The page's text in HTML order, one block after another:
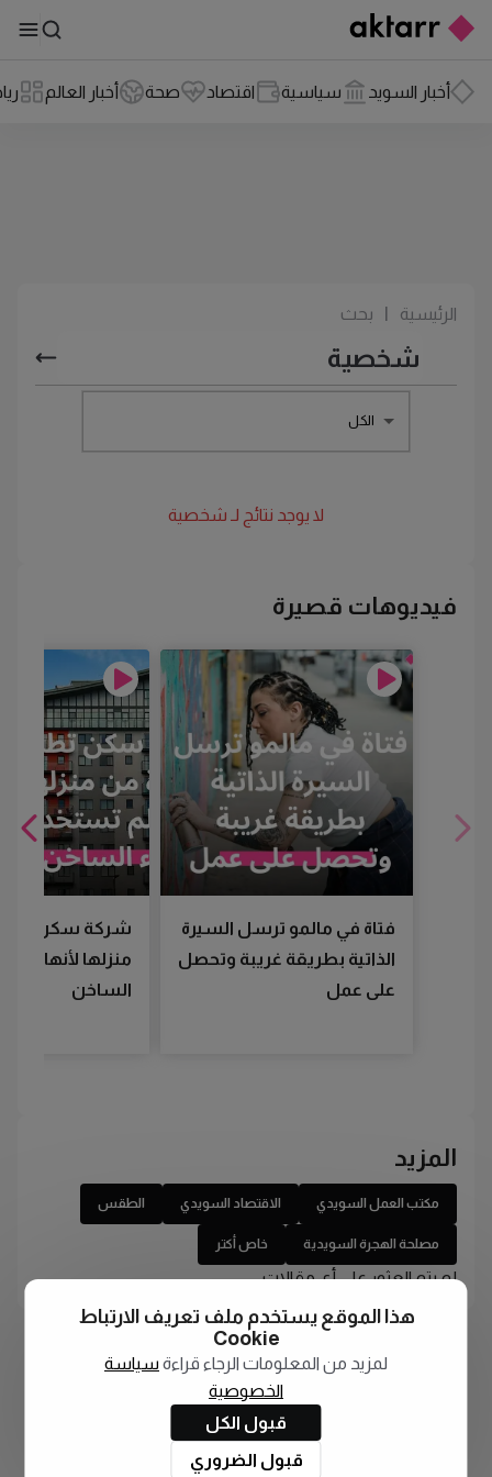
أخبار السويد سياسية اقتصاد صحة أخبار العالم
الرئيسية بحث
الكل
لا يوجد نتائج لـ شخصية
فيديوهات قصيرة
فتاة في مالمو ترسل السيرة
الذاتية بطريقة غريبة وتحصل
على عمل
شركة سكن
منزلها لأنها لم
الساخن
المزيد
مكتب العمل السويدي الاقتصاد السويدي الطقس
مصلحة الهجرة السويدية خاص أكتر
لم يتم العثور على أي مقالات
هذا الموقع يستخدم ملف تعريف الارتباط
Cookie
لمزيد من المعلومات الرجاء قراءة سياسة
الخصوصية
قبول الكل
قبول الضروري